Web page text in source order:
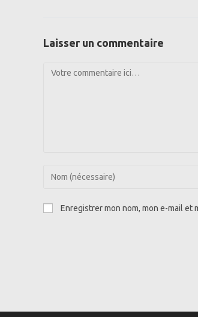
Laisser un commentaire
Comment
Enter
name
Enregistrer mon nom, mon e-mail et